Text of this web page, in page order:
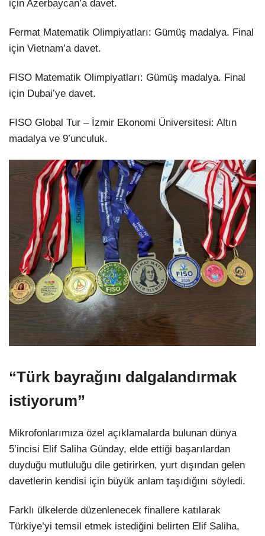
için Azerbaycan’a davet.
Fermat Matematik Olimpiyatları: Gümüş madalya. Final
için Vietnam’a davet.
FISO Matematik Olimpiyatları: Gümüş madalya. Final
için Dubai’ye davet.
FISO Global Tur – İzmir Ekonomi Üniversitesi: Altın
madalya ve 9’unculuk.
“Türk bayrağını dalgalandırmak
istiyorum”
Mikrofonlarımıza özel açıklamalarda bulunan dünya
5’incisi Elif Saliha Günday, elde ettiği başarılardan
duyduğu mutluluğu dile getirirken, yurt dışından gelen
davetlerin kendisi için büyük anlam taşıdığını söyledi.
Farklı ülkelerde düzenlenecek finallere katılarak
Türkiye’yi temsil etmek istediğini belirten Elif Saliha,